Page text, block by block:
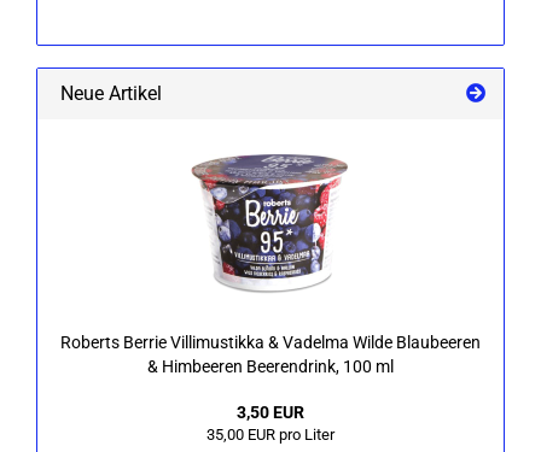
Neue Artikel
Ro­berts Ber­rie Vil­li­mus­tik­ka & Va­del­ma Wilde Blau­bee­ren
& Him­bee­ren Bee­ren­drink, 100 ml
3,50 EUR
35,00 EUR pro Liter